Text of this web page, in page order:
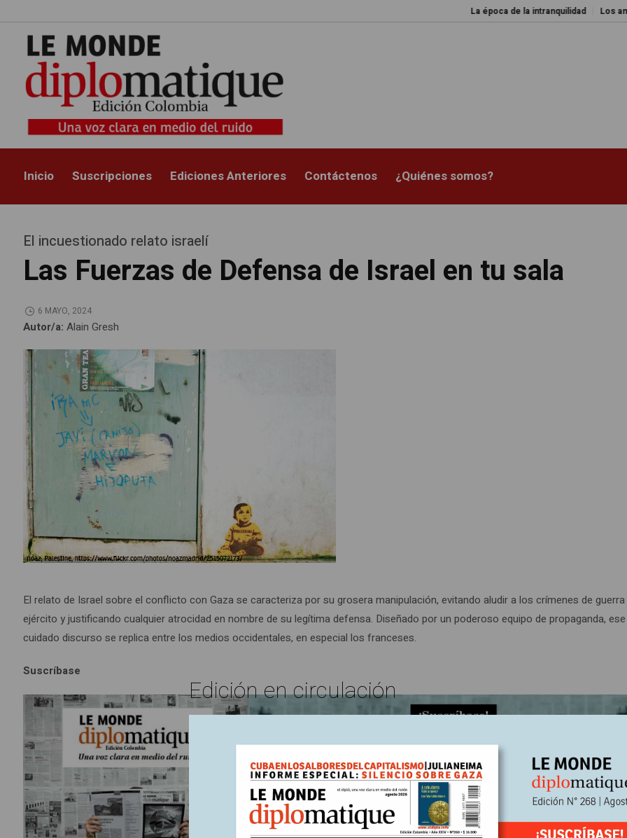
La época de la intranquilidad Los amos del
Inicio Suscripciones Ediciones Anteriores Contáctenos ¿Quiénes somos?
El incuestionado relato israelí
Las Fuerzas de Defensa de Israel en tu sala
6 MAYO, 2024
Autor/a:Alain Gresh
El relato de Israel sobre el conflicto con Gaza se caracteriza por su grosera manipulación, evitando aludir a los crímenes de
ejército y justificando cualquier atrocidad en nombre de su legítima defensa. Diseñado por un poderoso equipo de propaganda, ese
cuidado discurso se replica entre los medios occidentales, en especial los franceses.
Suscríbase
Edición en circulación